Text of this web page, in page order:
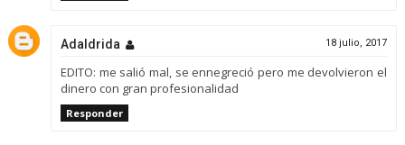
Adaldrida 18 julio, 2017
EDITO: me salió mal, se ennegreció pero me devolvieron el
dinero con gran profesionalidad
Responder